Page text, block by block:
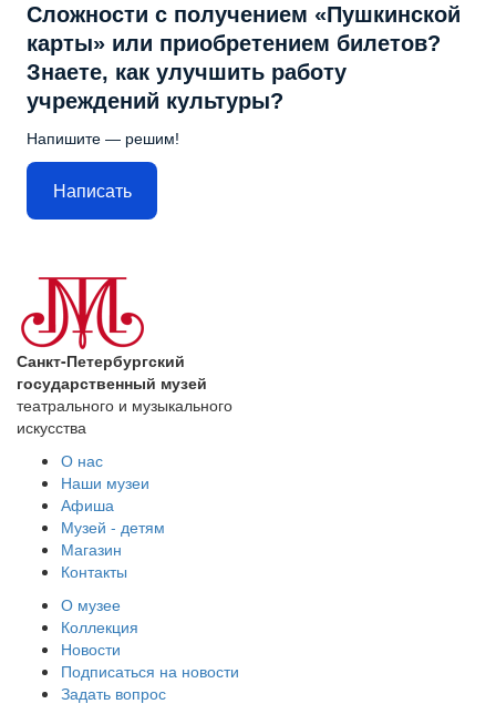
Сложности с получением «Пушкинской
карты» или приобретением билетов?
Знаете, как улучшить работу
учреждений культуры?
Напишите — решим!
Написать
Санкт-Петербургский
государственный музей
театрального и музыкального
искусства
О нас
Наши музеи
Афиша
Музей - детям
Магазин
Контакты
О музее
Коллекция
Новости
Подписаться на новости
Задать вопрос